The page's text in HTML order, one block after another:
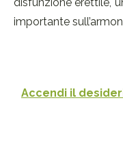
disfunzione erettile,
importante
Accendi il